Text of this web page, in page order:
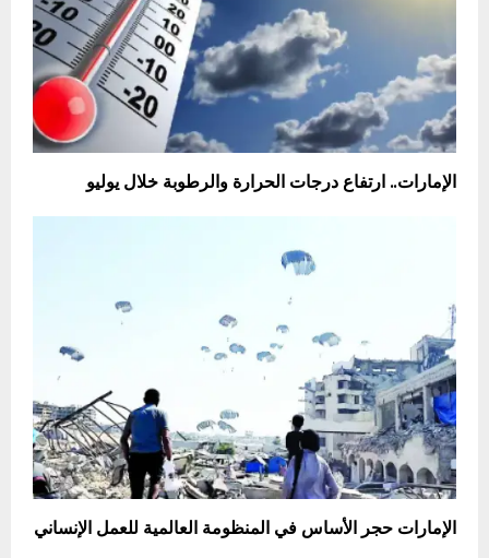
الإمارات.. ارتفاع درجات الحرارة والرطوبة خلال يوليو
الإمارات حجر الأساس في المنظومة العالمية للعمل الإنساني